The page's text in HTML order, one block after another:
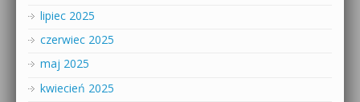
lipiec 2025
czerwiec 2025
maj 2025
kwiecień 2025